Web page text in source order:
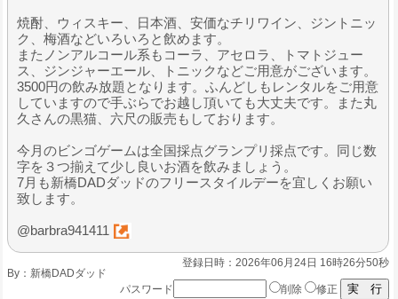
焼酎、ウィスキー、日本酒、安価なチリワイン、ジントニッ
ク、梅酒などいろいろと飲めます。
またノンアルコール系もコーラ、アセロラ、トマトジュー
ス、ジンジャーエール、トニックなどご用意がございます。
3500円の飲み放題となります。ふんどしもレンタルをご用意
していますので手ぶらでお越し頂いても大丈夫です。また丸
久さんの黒猫、六尺の販売もしております。
今月のビンゴゲームは全国採点グランプリ採点です。同じ数
字を３つ揃えて少し良いお酒を飲みましょう。
7月も新橋DADダッドのフリースタイルデーを宜しくお願い
致します。
@barbra941411
登録日時：2026年06月24日 16時26分50秒
By： 新橋DADダッド
パスワード
削除 修正